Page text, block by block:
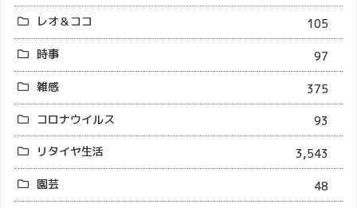
レオ＆ココ
105
時事
97
雑感
375
コロナウイルス
93
リタイヤ生活
3,543
園芸
48